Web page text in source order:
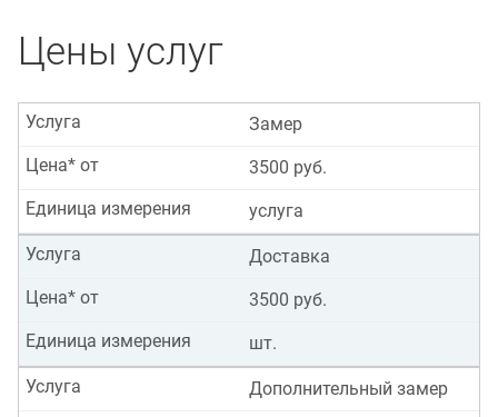
Цены услуг
Замер
Услуга
3500 руб.
Цена* от
услуга
Единица измерения
Доставка
Услуга
3500 руб.
Цена* от
шт.
Единица измерения
Дополнительный замер
Услуга